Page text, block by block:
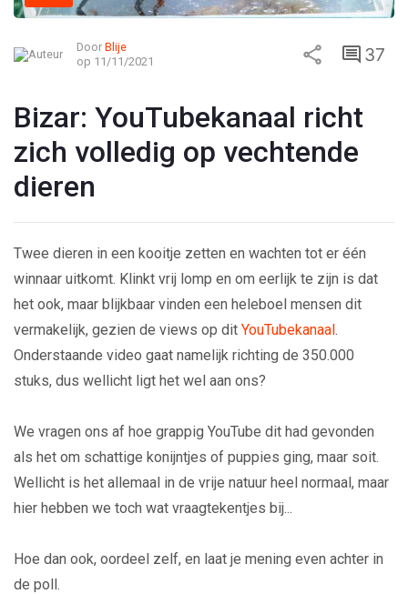
Door Blije
op 11/11/2021
37
Bizar: YouTubekanaal richt
zich volledig op vechtende
dieren
Twee dieren in een kooitje zetten en wachten tot er één
winnaar uitkomt. Klinkt vrij lomp en om eerlijk te zijn is dat
het ook, maar blijkbaar vinden een heleboel mensen dit
vermakelijk, gezien de views op dit YouTubekanaal.
Onderstaande video gaat namelijk richting de 350.000
stuks, dus wellicht ligt het wel aan ons?
We vragen ons af hoe grappig YouTube dit had gevonden
als het om schattige konijntjes of puppies ging, maar soit.
Wellicht is het allemaal in de vrije natuur heel normaal, maar
hier hebben we toch wat vraagtekentjes bij...
Hoe dan ook, oordeel zelf, en laat je mening even achter in
de poll.